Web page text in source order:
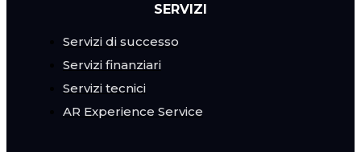
SERVIZI
Servizi di successo
Servizi finanziari
Servizi tecnici
AR Experience Service